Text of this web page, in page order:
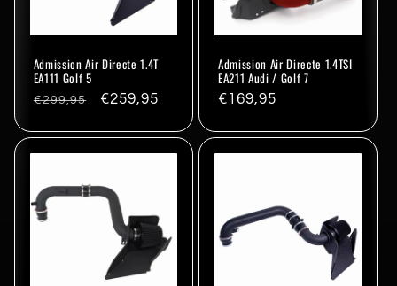
Admission Air Directe 1.4T
EA111 Golf 5
Prix
€299,95 Promo
€259,95
Admission Air Directe 1.4TSI
EA211 Audi / Golf 7
Prix
€169,95